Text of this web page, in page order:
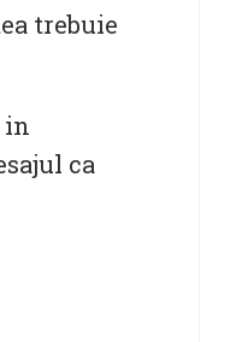
trebuie
in
ca